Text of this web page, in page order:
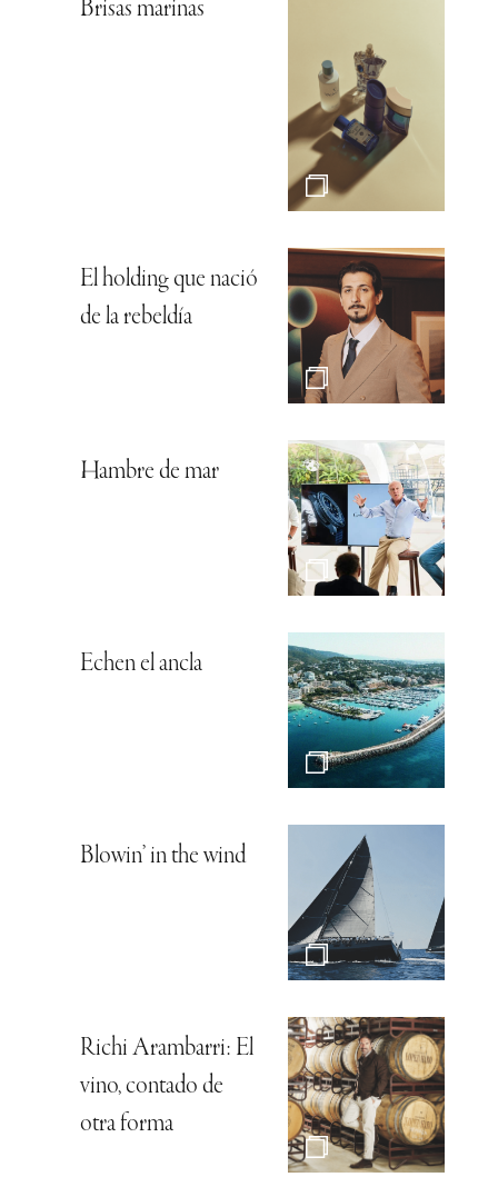
Brisas marinas
El holding que nació
de la rebeldía
Hambre de mar
Echen el ancla
Blowin’ in the wind
Richi Arambarri: El
vino, contado de
otra forma